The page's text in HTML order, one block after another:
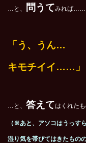
…と、 問うてみれば……
「う、うん…
キモチイイ……」
…と、 答えてはくれた
（※あと、アソコはうっす
湿り気を帯びてはきたもの